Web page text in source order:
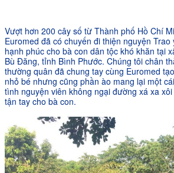
Vượt hơn 200 cây số từ Thành phố Hồ Chí
Euromed đã có chuyến đi thiện nguyện
hạnh phúc cho bà con dân tộc khó khăn tại
Bù Đăng, tỉnh Bình Phước. Chúng tôi chân
thường quân đã chung tay cùng Euromed
nhỏ bé nhưng cũng phần ào mang lại một
tình nguyện viên không ngại đường xá xa
tận tay cho bà con.